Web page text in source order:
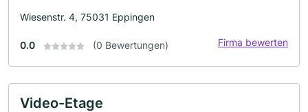
Wiesenstr. 4, 75031 Eppingen
0.0 (0 Bewertungen) Firma bewerten
Video-Etage